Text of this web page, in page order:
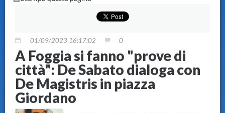
01/09/2023 16:17:02 0
A Foggia si fanno "prove di
città": De Sabato dialoga con
De Magistris in piazza
Giordano